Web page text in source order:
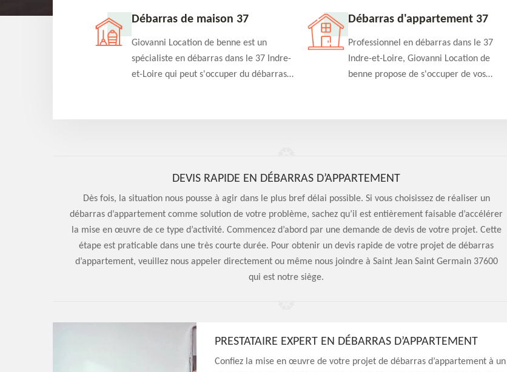
37 Débarras de maison 37
Giovanni Location de benne est un
spécialiste en débarras dans le 37 Indre-
et-Loire qui peut s'occuper du débarras
et efficace
Débarras d'appartement 37
Professionnel en débarras dans le 37
Indre-et-Loire, Giovanni Location de
benne propose de s'occuper de vos
qualité en toute circonstance
DEVIS RAPIDE EN DÉBARRAS D’APPARTEMENT
Dès fois, la situation nous pousse à agir dans le plus bref délai possible. Si vous choisissez de réaliser un
débarras d’appartement comme solution de votre problème, sachez qu’il est entièrement faisable d’accélérer
la mise en œuvre de ce type d’activité. Commencez d’abord par une demande de devis de votre projet. Cette
étape est praticable dans une très courte durée. Pour obtenir un devis rapide de votre projet de débarras
d’appartement, veuillez nous appeler directement ou même nous joindre à Saint Jean Saint Germain 37600
qui est notre siège.
PRESTATAIRE EXPERT EN DÉBARRAS D’APPARTEMENT
Confiez la mise en œuvre de votre projet de débarras d’appartement à un